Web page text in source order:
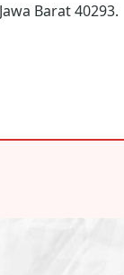
Barat 40293.